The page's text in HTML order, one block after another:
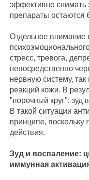
эффективно снимать
препараты остаются
Отдельное внимание
стресс, тревога,
непосредственно
нервную систему,
реакций кожи. В
"порочный круг": зуд
В такой ситуации
принципе,
действия.
Зуд и воспаление:
иммунная